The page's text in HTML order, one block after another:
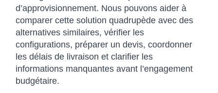
d’approvisionnement. Nous pouvons aider à
comparer cette solution quadrupède avec des
alternatives similaires, vérifier les
configurations, préparer un devis, coordonner
les délais de livraison et clarifier les
informations manquantes avant l’engagement
budgétaire.